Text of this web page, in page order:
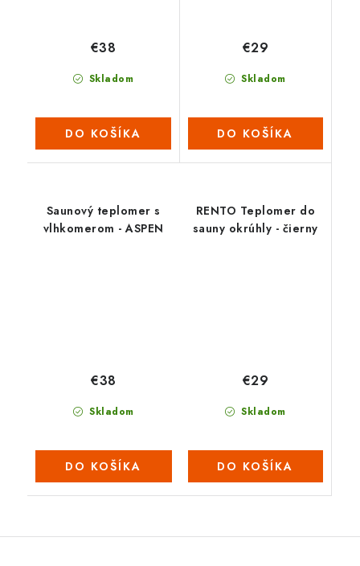
Skladom
€38
DO KOŠÍKA
Skladom
€29
DO KOŠÍKA
Saunový teplomer s
vlhkomerom - ASPEN
Skladom
€38
DO KOŠÍKA
RENTO Teplomer do
sauny okrúhly - čierny
Skladom
€29
DO KOŠÍKA